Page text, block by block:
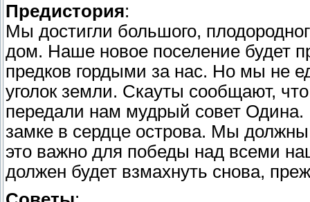
Предистория:
Мы достигли большого,
дом. Наше новое поселение будет
предков гордыми за нас. Но мы не
уголок земли. Скауты сообщают,
передали нам мудрый совет Одина.
замке в сердце острова. Мы должны
это важно для победы над всеми
должен будет взмахнуть снова,